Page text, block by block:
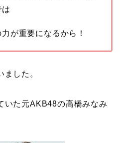
が重要になるから！
した。
いた元AKB48の高橋みなみ